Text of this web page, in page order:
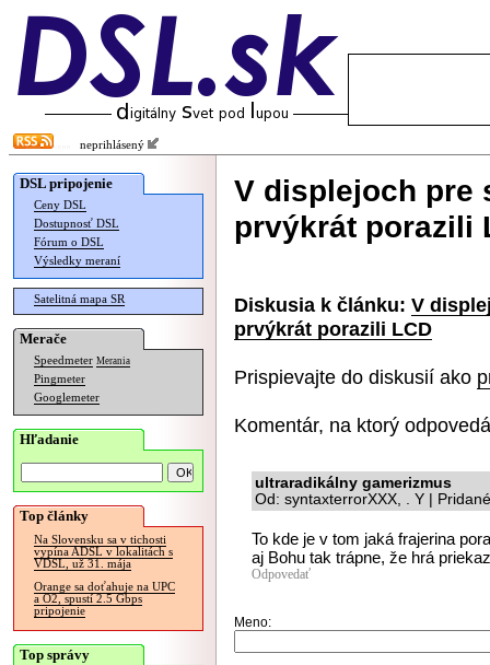
neprihlásený
DSL pripojenie
Ceny DSL
Dostupnosť DSL
Fórum o DSL
Výsledky meraní
Satelitná mapa SR
Merače
Speedmeter Merania
Pingmeter
Googlemeter
Hľadanie
Top články
Na Slovensku sa v tichosti
vypína ADSL v lokalitách s
VDSL, už 31. mája
Orange sa doťahuje na UPC
a O2, spustí 2.5 Gbps
pripojenie
Top správy
V displejoch pre
prvýkrát porazili
Diskusia k článku: V
prvýkrát porazili LCD
Prispievajte do diskusií ako
Komentár, na ktorý
ultraradikálny gamerizmus
Od: syntaxterrorXXX, . Y |
To kde je v tom jaká frajerina
aj Bohu tak trápne, že hrá
Odpovedať
Meno: